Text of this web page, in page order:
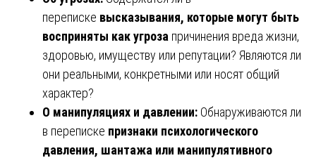
переписке высказывания, которые могут быть
восприняты как угроза причинения вреда жизни,
здоровью, имуществу или репутации? Являются ли
они реальными, конкретными или носят общий
характер?
О манипуляциях и давлении: Обнаруживаются ли
в переписке признаки психологического
давления, шантажа или манипулятивного